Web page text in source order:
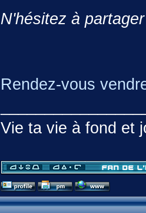
N'hésitez à
Rendez-vous
Vie ta vie à fond et